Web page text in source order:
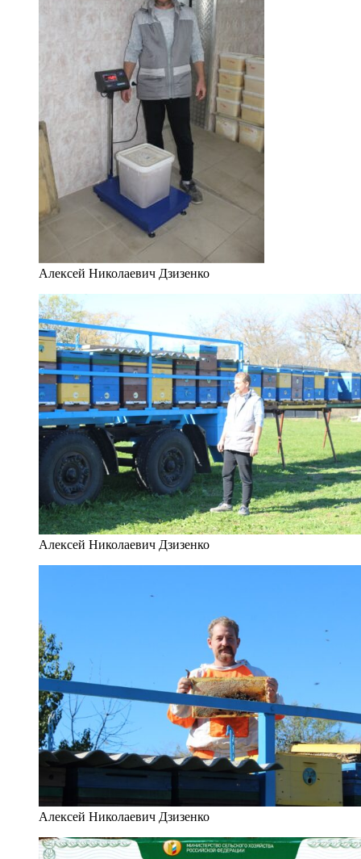
Алексей Николаевич Дзизенко
Алексей Николаевич Дзизенко
Алексей Николаевич Дзизенко